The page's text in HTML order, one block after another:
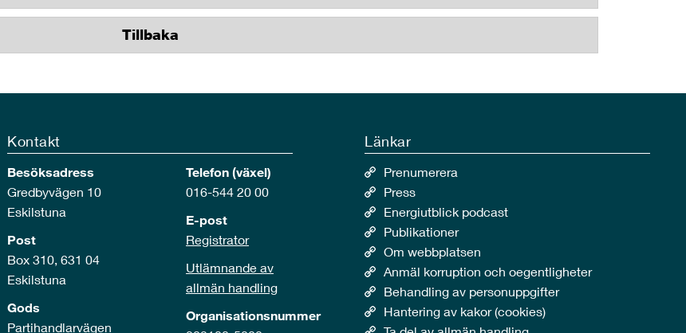
Tillbaka
Kontakt
Besöksadress
Gredbyvägen 10
Eskilstuna
Post
Box 310, 631 04
Eskilstuna
Gods
Partihandlarvägen
Telefon (växel)
016-544 20 00
E-post
Registrator
Utlämnande av
allmän handling
Organisationsnummer
Länkar
Prenumerera
Press
Energiutblick podcast
Publikationer
Om webbplatsen
Anmäl korruption och oegentligheter
Behandling av personuppgifter
Hantering av kakor (cookies)